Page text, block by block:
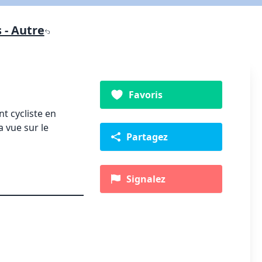
- Autre
cycliste en
vue sur le
Favoris
Partagez
Signalez